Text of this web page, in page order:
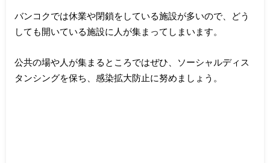
バンコクでは休業や閉鎖をしている施設が多いので、どう
しても開いている施設に人が集まってしまいます。
公共の場や人が集まるところではぜひ、ソーシャルディス
タンシングを保ち、感染拡大防止に努めましょう。